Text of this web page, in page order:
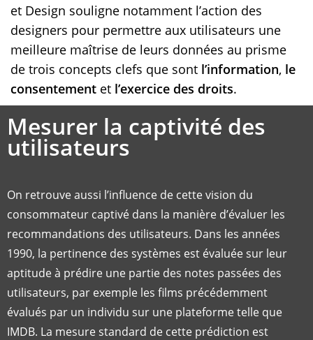
et Design souligne notamment l’action des
designers pour permettre aux utilisateurs une
meilleure maîtrise de leurs données au prisme
de trois concepts clefs que sont l’information, le
consentement et l’exercice des droits.
Mesurer la captivité des
utilisateurs
On retrouve aussi l’influence de cette vision du
consommateur captivé dans la manière d’évaluer les
recommandations des utilisateurs. Dans les années
1990, la pertinence des systèmes est évaluée sur leur
aptitude à prédire une partie des notes passées des
utilisateurs, par exemple les films précédemment
évalués par un individu sur une plateforme telle que
IMDB. La mesure standard de cette prédiction est